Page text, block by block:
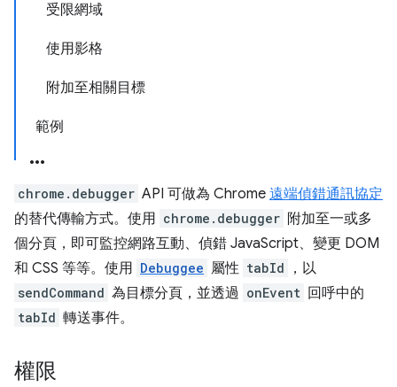
受限網域
使用影格
附加至相關目標
範例
chrome.debugger API 可做為 Chrome 遠端偵錯通訊協定
的替代傳輸方式。使用 chrome.debugger 附加至一或多
個分頁，即可監控網路互動、偵錯 JavaScript、變更 DOM
和 CSS 等等。使用 Debuggee 屬性 tabId ，以
sendCommand 為目標分頁，並透過 onEvent 回呼中的
tabId 轉送事件。
權限